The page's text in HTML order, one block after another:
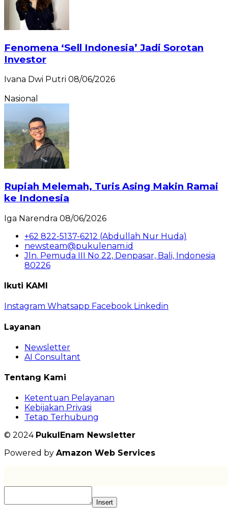
Fenomena ‘Sell Indonesia’ Jadi Sorotan
Investor
Ivana Dwi Putri 08/06/2026
Nasional
Rupiah Melemah, Turis Asing Makin Ramai
ke Indonesia
Iga Narendra 08/06/2026
+62 822-5137-6212 (Abdullah Nur Huda)
newsteam@pukulenam.id
Jln. Pemuda III No 22, Denpasar, Bali, Indonesia
80226
Ikuti KAMI
Instagram Whatsapp Facebook Linkedin
Layanan
Newsletter
AI Consultant
Tentang Kami
Ketentuan Pelayanan
Kebijakan Privasi
Tetap Terhubung
© 2024 PukulEnam Newsletter
Powered by Amazon Web Services
Insert